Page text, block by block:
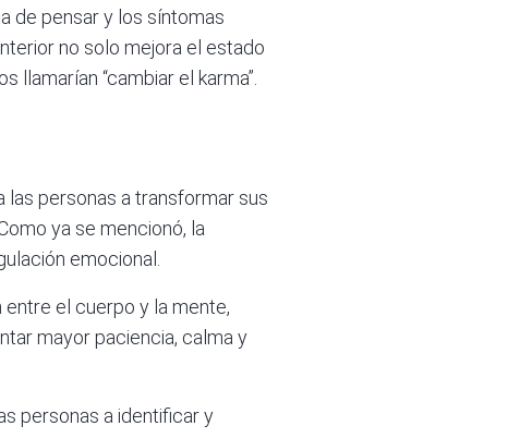
de pensar y los síntomas
no solo mejora el estado
llamarían “cambiar el karma”.
las personas a transformar sus
ya se mencionó, la
emocional.
el cuerpo y la mente,
mayor paciencia, calma y
personas a identificar y